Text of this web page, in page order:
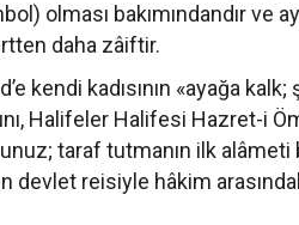
olması bakımındandır ve
daha zâiftir.
kendi kadısının «ayağa
Halifeler Halifesi Hazret-i
taraf tutmanın ilk alâmeti
devlet reisiyle hâkim